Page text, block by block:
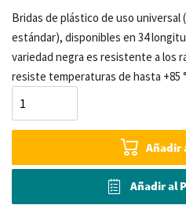
Bridas de plástico de uso universal
estándar), disponibles en 34
variedad negra es resistente a los
resiste temperaturas de hasta +85
Añadir
Añadir al